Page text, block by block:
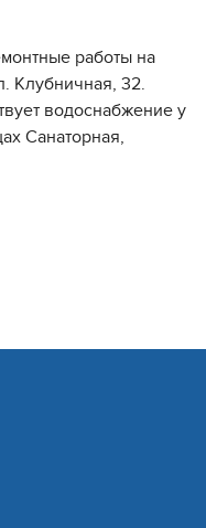
работы на
Клубничная, 32.
водоснабжение у
Санаторная,